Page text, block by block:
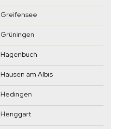
Greifensee
am Albis
Henggart